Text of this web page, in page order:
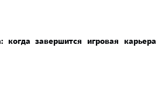
когда завершится игровая карьера